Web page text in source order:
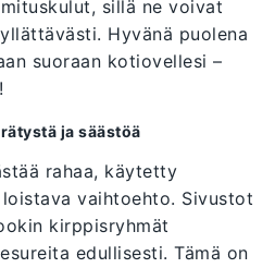
sillä ne voivat
Hyvänä puolena
suoraan kotiovellesi –
ja säästöä
rahaa, käytetty
vaihtoehto. Sivustot
kirppisryhmät
edullisesti. Tämä on